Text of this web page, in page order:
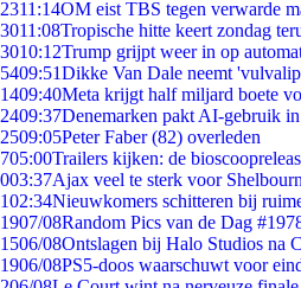
2311:14OM eist TBS tegen verwarde
3011:08Tropische hitte keert zondag
3010:12Trump grijpt weer in op
5409:51Dikke Van Dale neemt
1409:40Meta krijgt half miljard boete
2409:37Denemarken pakt AI-gebruik
2509:05Peter Faber (82) overleden
705:00Trailers kijken: de
003:37Ajax veel te sterk voor
102:34Nieuwkomers schitteren bij
1907/08Random Pics van de Dag
1506/08Ontslagen bij Halo Studios na
1906/08PS5-doos waarschuwt voor